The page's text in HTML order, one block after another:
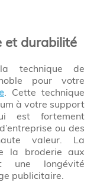
et durabilité
technique de
pour votre
. Cette technique
à votre support
est fortement
ou des
valeur. La
la broderie aux
une longévité
publicitaire.